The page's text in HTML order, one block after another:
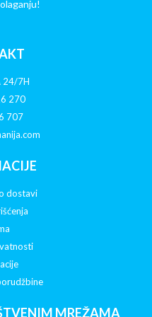
24/7H
270
707
dostavi
MREŽAMA